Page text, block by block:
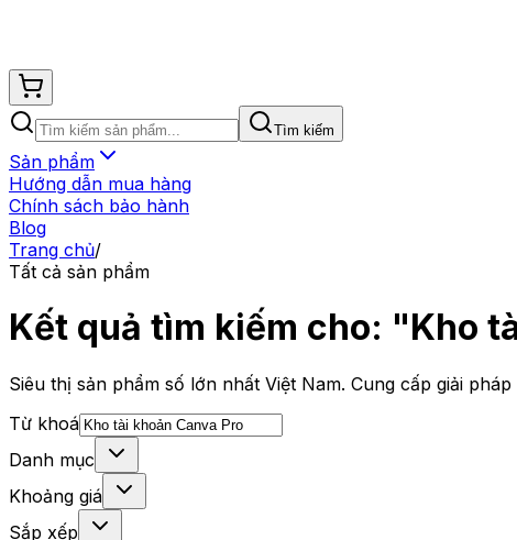
Tìm kiếm
Sản phẩm
Hướng dẫn mua hàng
Chính sách bảo hành
Blog
Trang chủ/
Tất cả sản phẩm
Kết quả tìm kiếm cho: "Kho
Siêu thị sản phẩm số lớn nhất Việt Nam. Cung cấp giải
Từ khoá
Danh mục
Khoảng giá
Sắp xếp